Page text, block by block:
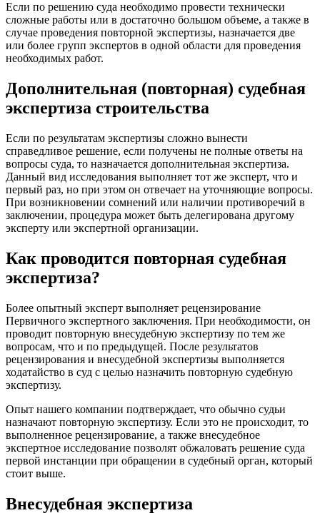
Если по решению суда необходимо провести технически
сложные работы или в достаточно большом объеме, а также в
случае проведения повторной экспертизы, назначается две
или более групп экспертов в одной области для проведения
необходимых работ.
Дополнительная (повторная) судебная
экспертиза строительства
Если по результатам экспертизы сложно вынести
справедливое решение, если получены не полные ответы на
вопросы суда, то назначается дополнительная экспертиза.
Данный вид исследования выполняет тот же эксперт, что и
первый раз, но при этом он отвечает на уточняющие вопросы.
При возникновении сомнений или наличии противоречий в
заключении, процедура может быть делегирована другому
эксперту или экспертной организации.
Как проводится повторная судебная
экспертиза?
Более опытный эксперт выполняет рецензирование
Первичного экспертного заключения. При необходимости, он
проводит повторную внесудебную экспертизу по тем же
вопросам, что и по предыдущей. После результатов
рецензирования и внесудебной экспертизы выполняется
ходатайство в суд с целью назначить повторную судебную
экспертизу.
Опыт нашего компании подтверждает, что обычно судьи
назначают повторную экспертизу. Если это не происходит, то
выполненное рецензирование, а также внесудебное
экспертное исследование позволят обжаловать решение суда
первой инстанции при обращении в судебный орган, который
стоит выше.
Внесудебная экспертиза